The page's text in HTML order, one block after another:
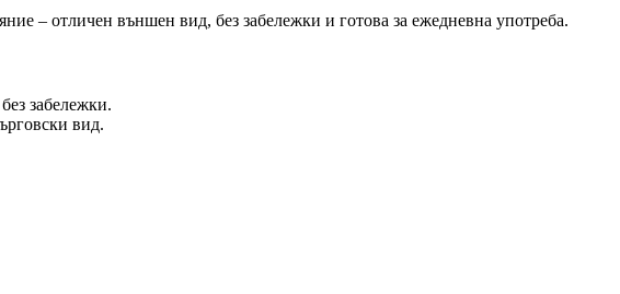
– отличен външен вид, без забележки и готова за ежедневна употреба.
забележки.
вид.